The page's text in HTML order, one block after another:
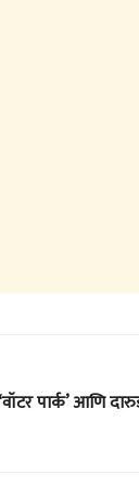
पार्क’ आणि